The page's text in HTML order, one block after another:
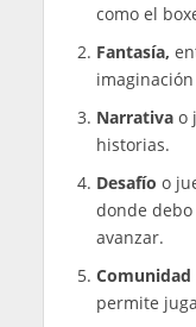
como el
Fantasía,
Narrativa o
historias.
Desafío o
donde
avanzar.
Comunidad
permite